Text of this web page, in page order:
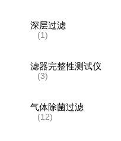
深层过滤
(1)
滤器完整性测试仪
(3)
气体除菌过滤
(12)